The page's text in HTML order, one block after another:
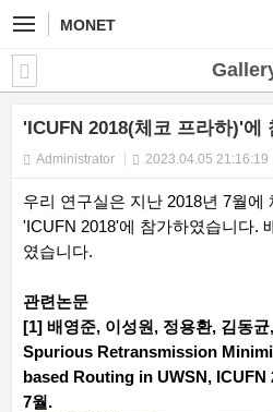
MONET
'ICUFN 2018(체코 프라하)'에
Administrator 2023.04.05 21:16:19
우리 연구실은 지난 2018년 7월에
'ICUFN 2018'에 참가하였습니다.
였습니다.
관련논문
[1] 배영준, 이성원, 정용환, 김동
Spurious Retransmission
based Routing in UWSN, ICUFN
7월.